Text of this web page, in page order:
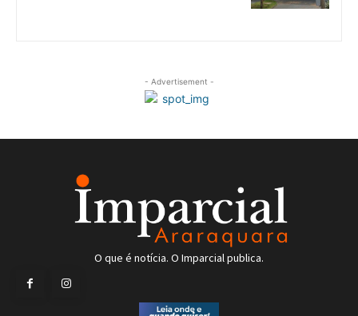
- Advertisement -
O que é notícia. O Imparcial publica.